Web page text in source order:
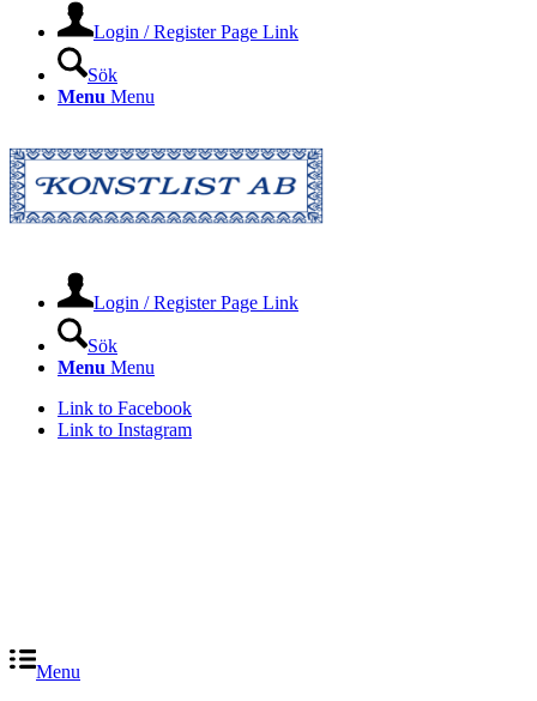
Login / Register Page Link
Sök
Menu Menu
Login / Register Page Link
Sök
Menu Menu
Link to Facebook
Link to Instagram
Menu